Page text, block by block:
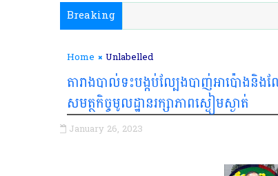
Breaking
Home Unlabelled
តារាងបាល់ទះបង្កប់ល្បែងបាញ់អាប៉ោងនិង
សមត្ថកិច្ចមូលដ្ឋានរក្សាភាពស្ងៀមស្ងាត់
January 26, 2023